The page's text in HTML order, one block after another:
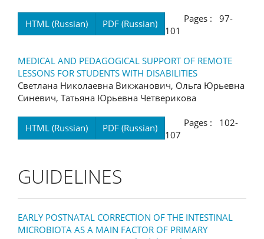
HTML (Russian) PDF (Russian)
Pages : 97-
101
MEDICAL AND PEDAGOGICAL SUPPORT OF REMOTE
LESSONS FOR STUDENTS WITH DISABILITIES
Светлана Николаевна Викжанович, Ольга Юрьевна
Синевич, Татьяна Юрьевна Четверикова
HTML (Russian) PDF (Russian)
Pages : 102-
107
GUIDELINES
EARLY POSTNATAL CORRECTION OF THE INTESTINAL
MICROBIOTA AS A MAIN FACTOR OF PRIMARY